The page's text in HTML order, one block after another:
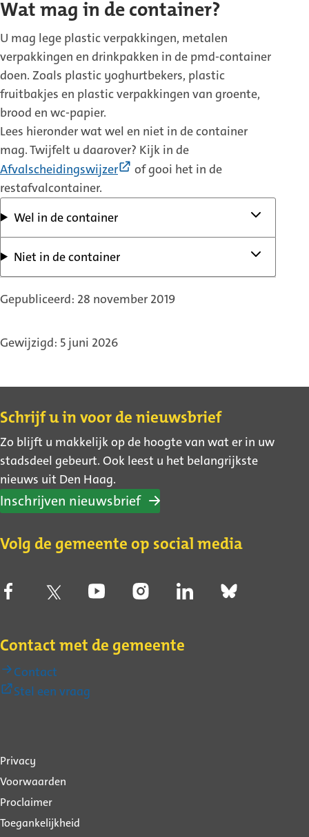
Wat mag in de container?
U mag lege plastic verpakkingen, metalen
verpakkingen en drinkpakken in de pmd-container
doen. Zoals plastic yoghurtbekers, plastic
fruitbakjes en plastic verpakkingen van groente,
brood en wc-papier.
Lees hieronder wat wel en niet in de container
mag. Twijfelt u daarover? Kijk in de
Afvalscheidingswijzer
(Externe
of gooi het in de
restafvalcontainer.
Wel in de container
Niet in de container
Gepubliceerd: 28 november 2019
Gewijzigd: 5 juni 2026
Contact
Schrijf u in voor de nieuwsbrief
Zo blijft u makkelijk op de hoogte van wat er in uw
stadsdeel gebeurt. Ook leest u het belangrijkste
nieuws uit Den Haag.
Inschrijven nieuwsbrief
Volg de gemeente op social media
Contact met de gemeente
Contact
Stel een vraag
Over
deze
website
Privacy
Voorwaarden
Proclaimer
Toegankelijkheid